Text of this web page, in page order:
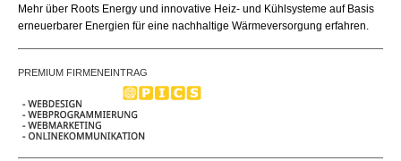
Mehr über Roots Energy und innovative Heiz- und Kühlsysteme auf Basis
erneuerbarer Energien für eine nachhaltige Wärmeversorgung erfahren.
PREMIUM FIRMENEINTRAG